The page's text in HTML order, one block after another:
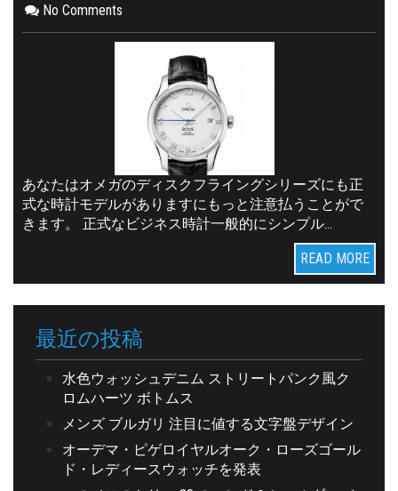
No Comments
あなたはオメガのディスクフライングシリーズにも正
式な時計モデルがありますにもっと注意払うことがで
きます。 正式なビジネス時計一般的にシンプル…
READ MORE
最近の投稿
水色ウォッシュデニム ストリートパンク風ク
ロムハーツ ボトムス
メンズ ブルガリ 注目に値する文字盤デザイン
オーデマ・ピゲロイヤルオーク・ローズゴール
ド・レディースウォッチを発表